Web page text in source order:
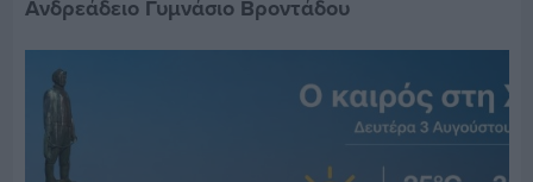
Ανδρεάδειο Γυμνάσιο Βροντάδου